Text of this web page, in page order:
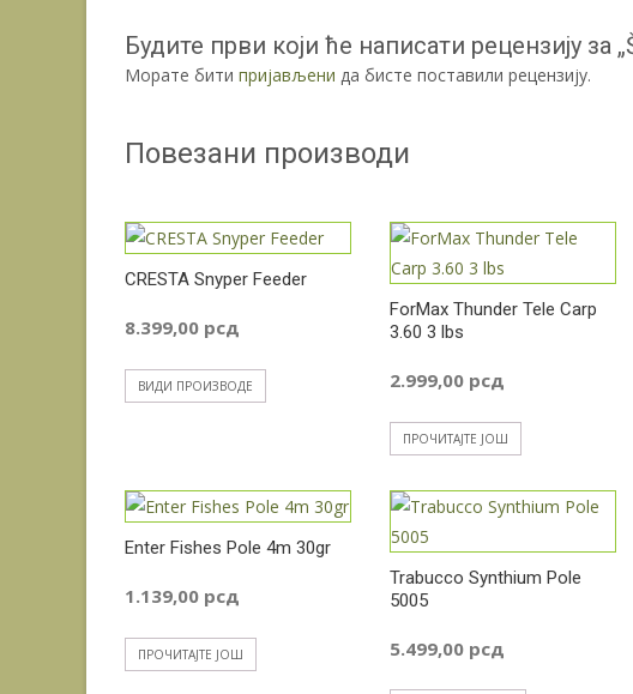
Будите први који ће написати рецензију за
Морате бити пријављени да бисте поставили рецензију.
Повезани производи
CRESTA Snyper Feeder
8.399,00 рсд
ВИДИ ПРОИЗВОДЕ
ForMax Thunder Tele Carp
3.60 3 lbs
2.999,00 рсд
ПРОЧИТАЈТЕ ЈОШ
Enter Fishes Pole 4m 30gr
1.139,00 рсд
ПРОЧИТАЈТЕ ЈОШ
Trabucco Synthium Pole
5005
5.499,00 рсд